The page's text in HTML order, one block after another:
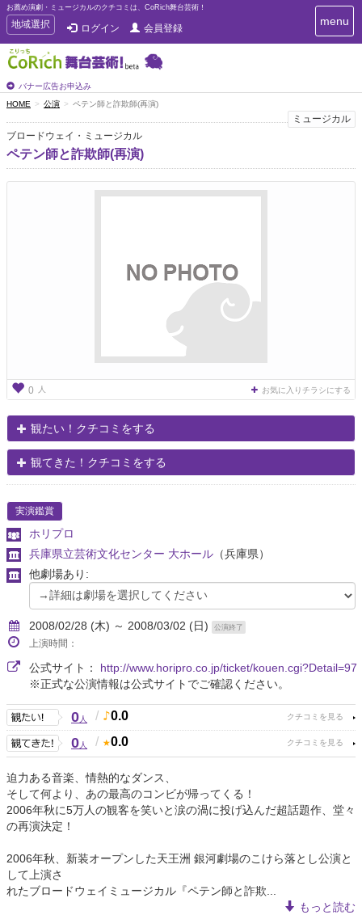
お薦め演劇・ミュージカルのクチコミは、CoRich舞台芸術！
T
o
g
g
e
n
a
v
地域選択 ログイン 会員登録
バナー広告お申込み
T
o
n
i
g
menu
HOME 公演 ペテン師と詐欺師(再演)
ミュージカル
ブロードウェイ・ミュージカル
ペテン師と詐欺師(再演)
0 人 お気に入りチラシにする
観たい！クチコミをする
観てきた！クチコミをする
実演鑑賞
ホリプロ
兵庫県立芸術文化センター 大ホール （兵庫県）
他劇場あり:
2008/02/28 (木) ～ 2008/03/02 (日) 公演終了
上演時間：
公式サイト： http://www.horipro.co.jp/ticket/kouen.cgi?Detail=97
※正式な公演情報は公式サイトでご確認ください。
0人 / 0.0
0人 / 0.0
迫力ある音楽、情熱的なダンス、
そして何より、あの最高のコンビが帰ってくる！
2006年秋に5万人の観客を笑いと涙の渦に投げ込んだ超話題作、堂々
の再演決定！
2006年秋、新装オープンした天王洲 銀河劇場のこけら落とし公演と
して上演さ
れたブロードウェイミュージカル『ペテン師と詐欺...
もっと読む